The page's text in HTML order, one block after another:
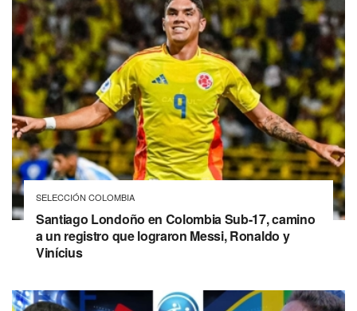
SELECCIÓN COLOMBIA
Santiago Londoño en Colombia Sub-17, camino
a un registro que lograron Messi, Ronaldo y
Vinícius